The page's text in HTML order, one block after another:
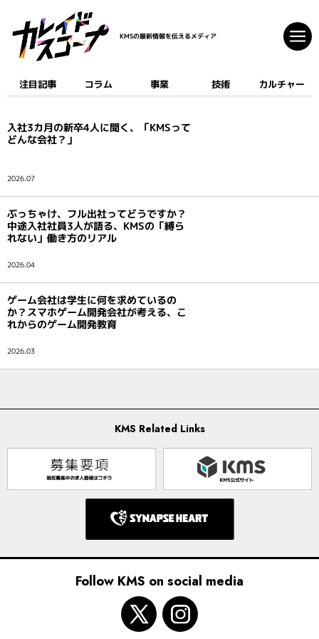
事業
クリエイティブ
開発
マーケティング
インタビュー
KMSの最新情報を伝えるメディア
注目記事 コラム 事業 技術 カルチャー
2026.07
入社3カ月の新卒4人に聞く、「KMSって
どんな会社？」
2026.04
ぶっちゃけ、フル出社ってどうですか？
中途入社社員3人が語る、KMSの「縛ら
れない」働き方のリアル
2026.03
ゲーム会社は学生に何を求めているの
か？スマホゲーム開発会社が考える、こ
れからのゲーム開発教育
KMS Related Links
Follow KMS on social media